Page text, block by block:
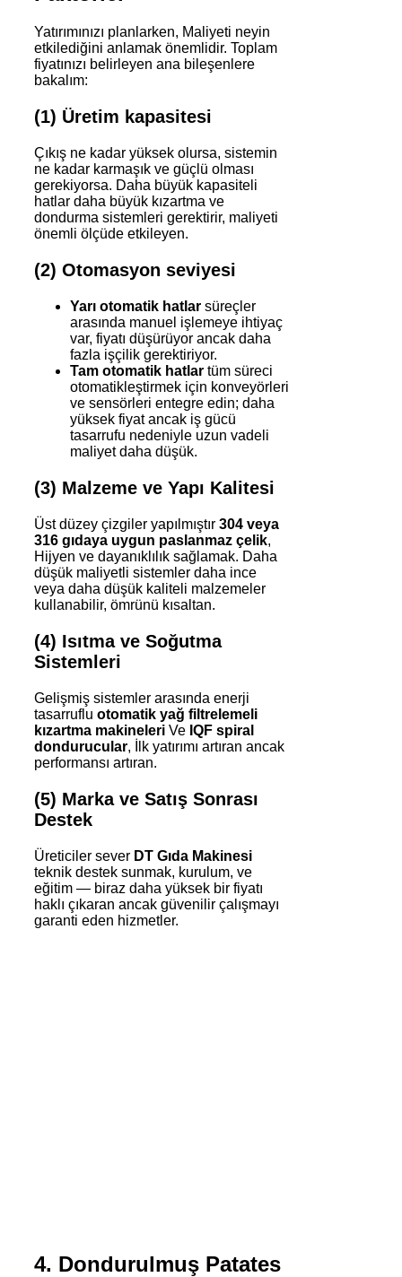
Yatırımınızı planlarken, Maliyeti neyin
etkilediğini anlamak önemlidir. Toplam
fiyatınızı belirleyen ana bileşenlere
bakalım:
(1) Üretim kapasitesi
Çıkış ne kadar yüksek olursa, sistemin
ne kadar karmaşık ve güçlü olması
gerekiyorsa. Daha büyük kapasiteli
hatlar daha büyük kızartma ve
dondurma sistemleri gerektirir, maliyeti
önemli ölçüde etkileyen.
(2) Otomasyon seviyesi
Yarı otomatik hatlar süreçler
arasında manuel işlemeye ihtiyaç
var, fiyatı düşürüyor ancak daha
fazla işçilik gerektiriyor.
Tam otomatik hatlar tüm süreci
otomatikleştirmek için konveyörleri
ve sensörleri entegre edin; daha
yüksek fiyat ancak iş gücü
tasarrufu nedeniyle uzun vadeli
maliyet daha düşük.
(3) Malzeme ve Yapı Kalitesi
Üst düzey çizgiler yapılmıştır 304 veya
316 gıdaya uygun paslanmaz çelik,
Hijyen ve dayanıklılık sağlamak. Daha
düşük maliyetli sistemler daha ince
veya daha düşük kaliteli malzemeler
kullanabilir, ömrünü kısaltan.
(4) Isıtma ve Soğutma
Sistemleri
Gelişmiş sistemler arasında enerji
tasarruflu otomatik yağ filtrelemeli
kızartma makineleri Ve IQF spiral
dondurucular, İlk yatırımı artıran ancak
performansı artıran.
(5) Marka ve Satış Sonrası
Destek
Üreticiler sever DT Gıda Makinesi
teknik destek sunmak, kurulum, ve
eğitim — biraz daha yüksek bir fiyatı
haklı çıkaran ancak güvenilir çalışmayı
garanti eden hizmetler.
4. Dondurulmuş Patates